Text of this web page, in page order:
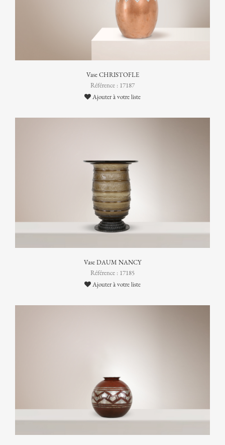
Vase CHRISTOFLE
Référence : 17187
Ajouter à votre liste
Vase DAUM NANCY
Référence : 17185
Ajouter à votre liste